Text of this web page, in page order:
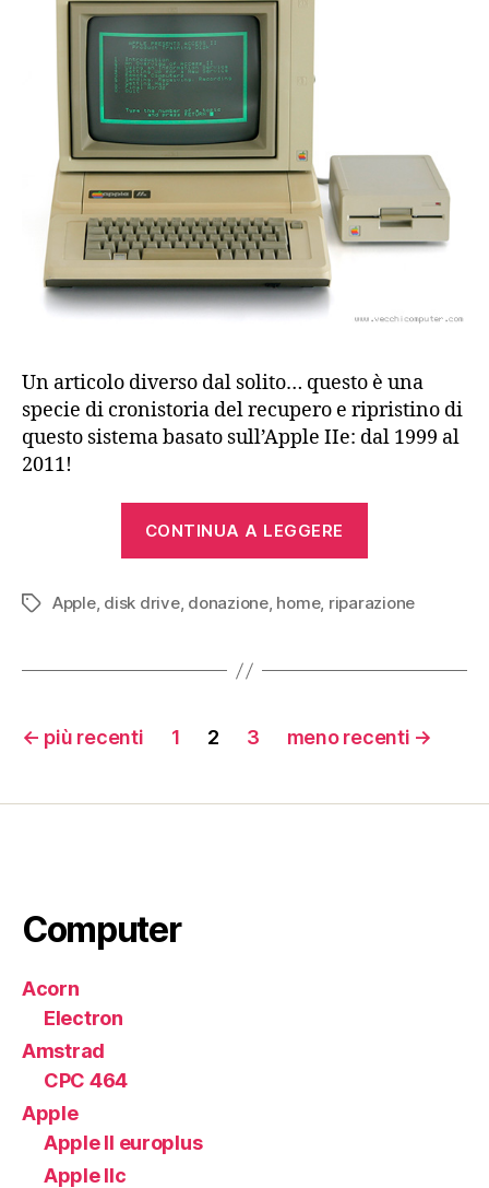
Un articolo diverso dal solito… questo è una
specie di cronistoria del recupero e ripristino di
questo sistema basato sull’Apple IIe: dal 1999 al
2011!
CONTINUA A LEGGERE
Monitor
Apple
Drive”
Tag Apple, disk drive, donazione, home, riparazione
Paginazione
articoli
← più recenti 1 2 3 meno recenti →
Computer
Acorn
Electron
Amstrad
CPC 464
Apple
Apple II europlus
Apple IIc